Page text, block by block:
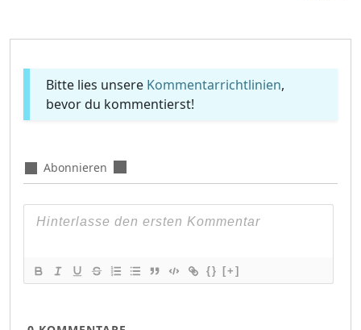
Bitte lies unsere Kommentarrichtlinien,
bevor du kommentierst!
Abonnieren
{} [+]